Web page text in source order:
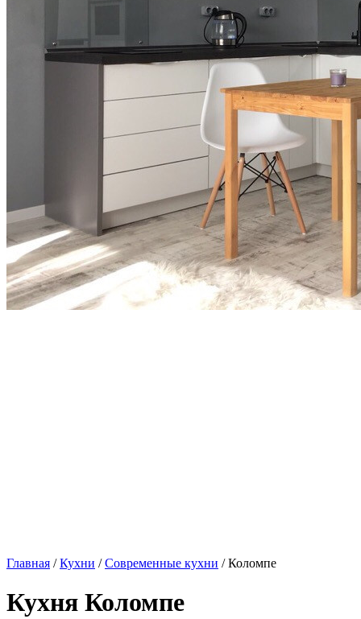
Главная /Кухни /Современные кухни / Коломпе
Кухня Коломпе